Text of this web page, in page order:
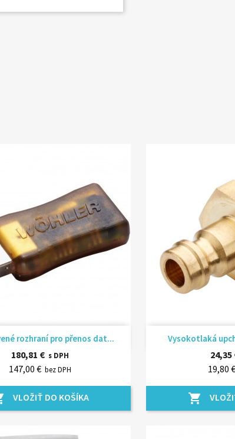
rozhraní pro přenos dat...
180,81 € s DPH
147,00 € bez DPH
VLOŽIŤ DO KOŠÍKA
Rýchly náhľad Vysokotlaká
24,35
19,80 €
shopping_cart
